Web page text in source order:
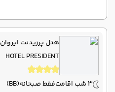
هتل پرزیدنت ایروان
HOTEL PRESIDENT
3 شب اقامت فقط صبحانه(BB)